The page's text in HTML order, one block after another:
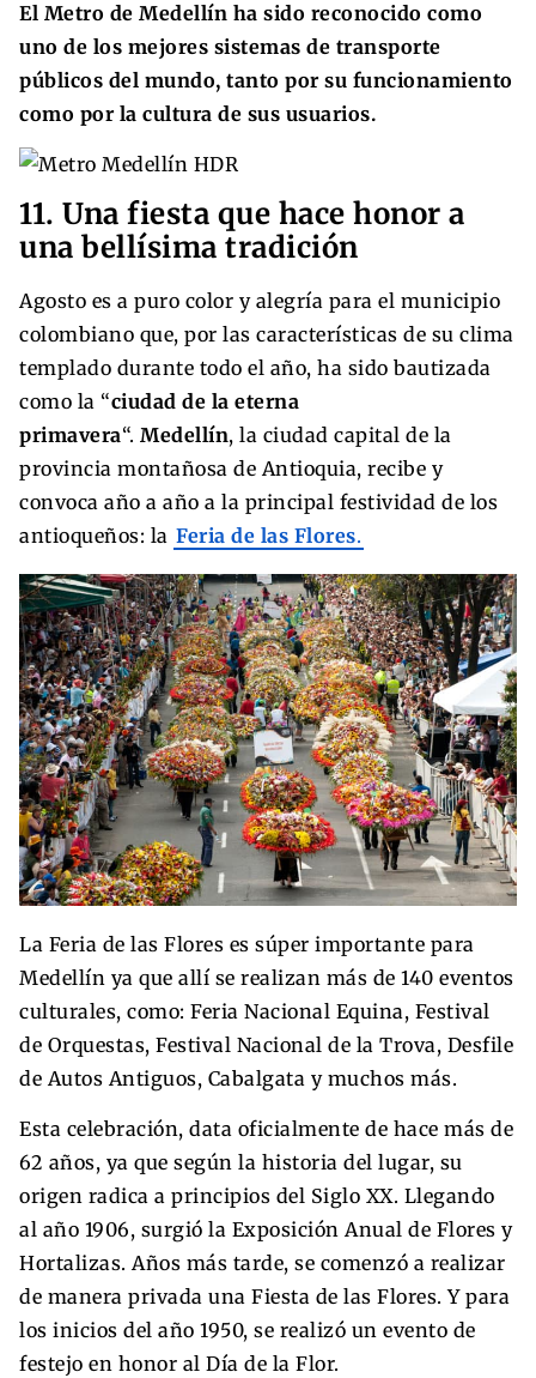
El Metro de Medellín ha sido reconocido como
uno de los mejores sistemas de transporte
públicos del mundo, tanto por su funcionamiento
como por la cultura de sus usuarios.
11. Una fiesta que hace honor a
una bellísima tradición
Agosto es a puro color y alegría para el municipio
colombiano que, por las características de su clima
templado durante todo el año, ha sido bautizada
como la “ciudad de la eterna
primavera“. Medellín, la ciudad capital de la
provincia montañosa de Antioquia, recibe y
convoca año a año a la principal festividad de los
antioqueños: la Feria de las Flores.
La Feria de las Flores es súper importante para
Medellín ya que allí se realizan más de 140 eventos
culturales, como: Feria Nacional Equina, Festival
de Orquestas, Festival Nacional de la Trova, Desfile
de Autos Antiguos, Cabalgata y muchos más.
Esta celebración, data oficialmente de hace más de
62 años, ya que según la historia del lugar, su
origen radica a principios del Siglo XX. Llegando
al año 1906, surgió la Exposición Anual de Flores y
Hortalizas. Años más tarde, se comenzó a realizar
de manera privada una Fiesta de las Flores. Y para
los inicios del año 1950, se realizó un evento de
festejo en honor al Día de la Flor.